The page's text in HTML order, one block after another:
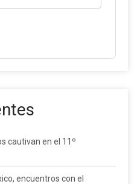
cautivan en el 11º
encuentros con el